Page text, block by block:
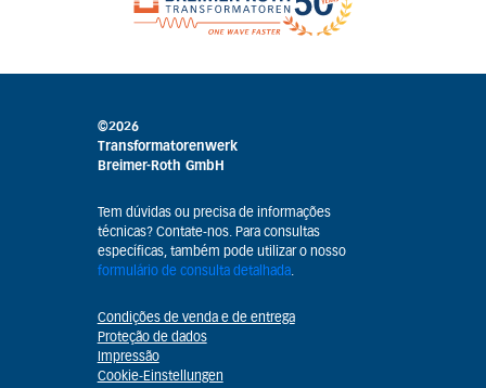
©2026
Transformatorenwerk
Breimer-Roth GmbH
Tem dúvidas ou precisa de informações
técnicas? Contate-nos. Para consultas
específicas, também pode utilizar o nosso
formulário de consulta detalhada.
Condições de venda e de entrega
Proteção de dados
Impressão
Cookie-Einstellungen